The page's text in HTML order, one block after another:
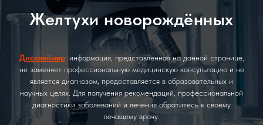
Желтухи новорождённых
Дисклеймер: информация, представленная на данной странице,
не заменяет профессиональную медицинскую консультацию и не
является диагнозом, предоставляется в образовательных и
научных целях. Для получения рекомендаций, профессиональной
диагностики заболеваний и лечения обратитесь к своему
лечащему врачу.